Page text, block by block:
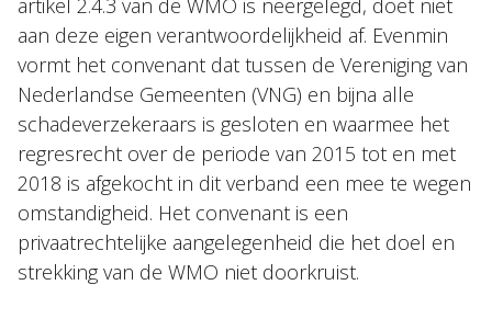
artikel 2.4.3 van de WMO is neergelegd, doet niet
aan deze eigen verantwoordelijkheid af. Evenmin
vormt het convenant dat tussen de Vereniging van
Nederlandse Gemeenten (VNG) en bijna alle
schadeverzekeraars is gesloten en waarmee het
regresrecht over de periode van 2015 tot en met
2018 is afgekocht in dit verband een mee te wegen
omstandigheid. Het convenant is een
privaatrechtelijke aangelegenheid die het doel en
strekking van de WMO niet doorkruist.